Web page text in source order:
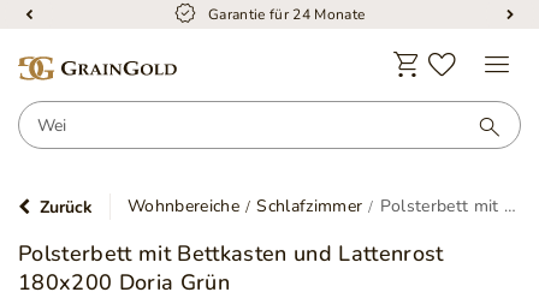
Kostenloser Versand
Zurück Wohnbereiche Schlafzimmer Polsterbett mit Bettkasten und Lattenrost 180x200 Doria Grün
Polsterbett mit Bettkasten und Lattenrost
180x200 Doria Grün